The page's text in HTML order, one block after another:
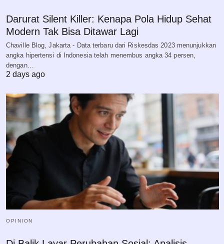
Darurat Silent Killer: Kenapa Pola Hidup Sehat
Modern Tak Bisa Ditawar Lagi
Chaville Blog, Jakarta - Data terbaru dari Riskesdas 2023 menunjukkan
angka hipertensi di Indonesia telah menembus angka 34 persen,
dengan…
2 days ago
OPINION